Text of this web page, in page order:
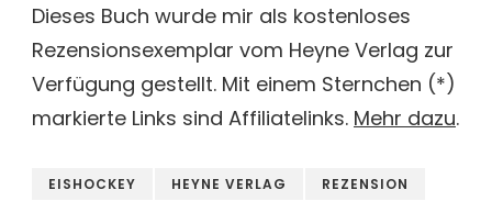
Dieses Buch wurde mir als kostenloses
Rezensionsexemplar vom Heyne Verlag zur
Verfügung gestellt. Mit einem Sternchen (*)
markierte Links sind Affiliatelinks. Mehr dazu.
EISHOCKEY HEYNE VERLAG REZENSION